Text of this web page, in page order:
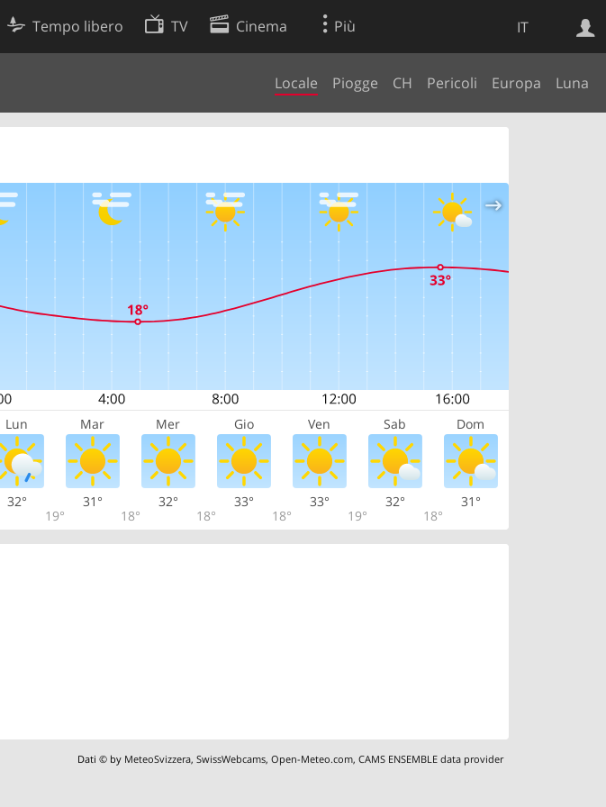
IT
Tempo libero TV Cinema Più
Locale Piogge CH Pericoli Europa Luna
Lun Mar Mer Gio Ven Sab Dom
32°
19°
31°
18°
32°
18°
33°
18°
33°
19°
32°
18°
31°
Dati © by MeteoSvizzera,SwissWebcams,Open-Meteo.com,CAMS ENSEMBLE data provider
Ricerca Web
Preferenze cookie